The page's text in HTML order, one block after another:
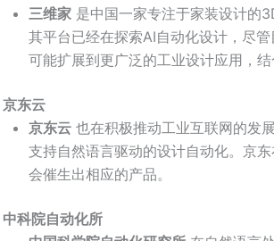
三维家是中国一家专注于家装设计的
其平台已经在探索AI自动化设计，尽
可能扩展到更广泛的工业设计应用，结
京东云
京东云也在积极推动工业互联网的发
支持自然语言驱动的设计自动化。京
会催生出相应的产品。
中科院自动化所